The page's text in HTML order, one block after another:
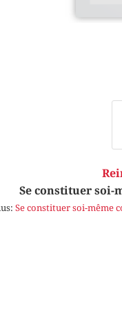
Se constituer soi-
Se constituer soi-même